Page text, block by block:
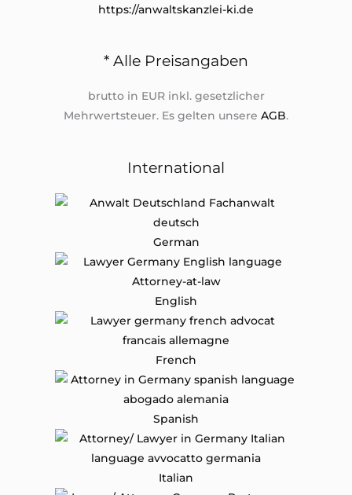
https://anwaltskanzlei-ki.de
* Alle Preisangaben
brutto in EUR inkl. gesetzlicher
Mehrwertsteuer. Es gelten unsere AGB.
International
German
English
French
Spanish
Italian